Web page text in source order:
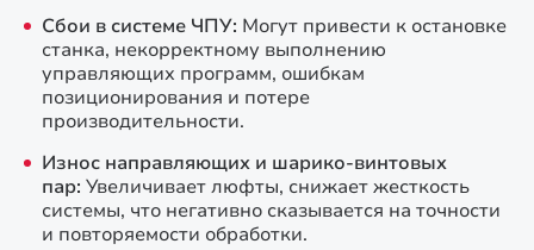
Сбои в системе ЧПУ: Могут привести к остановке
станка, некорректному выполнению
управляющих программ, ошибкам
позиционирования и потере
производительности.
Износ направляющих и шарико-винтовых
пар: Увеличивает люфты, снижает жесткость
системы, что негативно сказывается на точности
и повторяемости обработки.